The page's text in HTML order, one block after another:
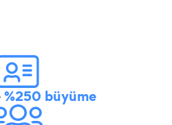
%250 büyüme